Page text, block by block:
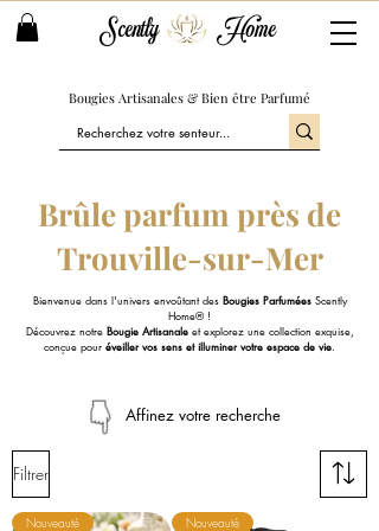
Scently Home
Bougies Artisanales & Bien être Parfumé
Brûle parfum près de
Trouville-sur-Mer
Bienvenue dans l'univers envoûtant des Bougies ParfuméesScently
Home® !
Découvrez notre Bougie Artisanaleet explorez une collection exquise,
conçue pour éveiller vos sens et illuminer votre espace de vie.
Affinez votre recherche
Filtrer
Nouveauté Nouveauté